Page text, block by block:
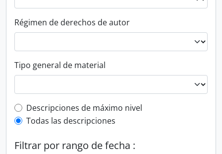
Régimen de derechos de autor
Tipo general de material
Top-level description filter
Descripciones de máximo nivel
Todas las descripciones
Filtrar por rango de fecha :